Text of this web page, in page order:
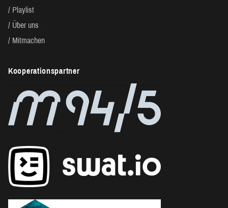
Playlist
Über uns
Mitmachen
Kooperationspartner